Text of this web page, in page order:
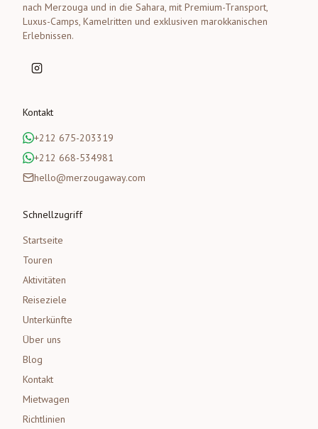
nach Merzouga und in die Sahara, mit Premium-Transport,
Luxus-Camps, Kamelritten und exklusiven marokkanischen
Erlebnissen.
Kontakt
+212 675-203319
+212 668-534981
hello@merzougaway.com
Schnellzugriff
Startseite
Touren
Aktivitäten
Reiseziele
Unterkünfte
Über uns
Blog
Kontakt
Mietwagen
Richtlinien